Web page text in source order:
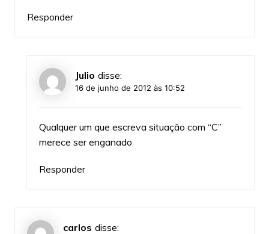
Responder
Julio disse:
16 de junho de 2012 às 10:52
Qualquer um que escreva situação com “C”
merece ser enganado
Responder
carlos disse: